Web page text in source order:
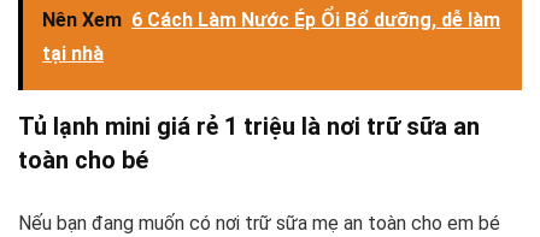
Nên Xem 6 Cách Làm Nước Ép Ổi Bổ dưỡng, dễ làm
tại nhà
Tủ lạnh mini giá rẻ 1 triệu là nơi trữ sữa an
toàn cho bé
Nếu bạn đang muốn có nơi trữ sữa mẹ an toàn cho em bé